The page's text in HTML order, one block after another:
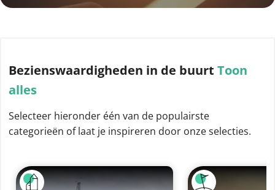
Bezienswaardigheden in de buurt Toon
alles
Selecteer hieronder één van de populairste
categorieën of laat je inspireren door onze selecties.